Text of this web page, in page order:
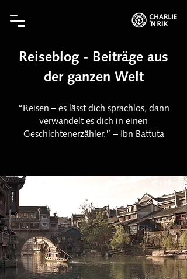
Reiseblog - Beiträge aus
der ganzen Welt
“Reisen – es lässt dich sprachlos, dann
verwandelt es dich in einen
Geschichtenerzähler.” – Ibn Battuta